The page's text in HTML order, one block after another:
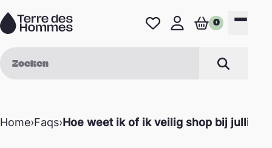
Favorieten
Mijn profiel
0
Zoeken
Home›Faqs›Hoe weet ik of ik veilig shop bij jullie?